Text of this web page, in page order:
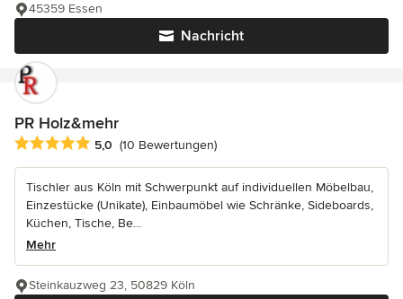
Nachricht
45359 Essen
PR Holz&mehr
Durchschnittliche Bewertung: 5 von 5 Sternen
5,0 (10 Bewertungen)
Tischler aus Köln mit Schwerpunkt auf individuellen Möbelbau,
Einzestücke (Unikate), Einbaumöbel wie Schränke, Sideboards,
Küchen, Tische, Be...
Mehr
Steinkauzweg 23, 50829 Köln